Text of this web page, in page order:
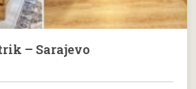
– Sarajevo